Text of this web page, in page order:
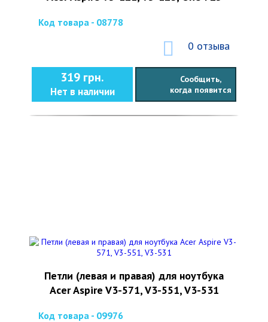
Код товара - 08778
0 отзыва
319 грн.
Нет в наличии
Сообщить,
когда появится
Петли (левая и правая) для ноутбука
Acer Aspire V3-571, V3-551, V3-531
Код товара - 09976